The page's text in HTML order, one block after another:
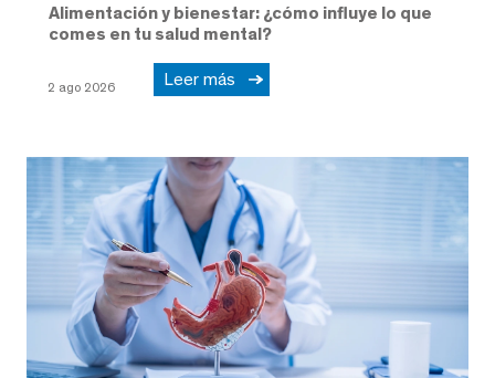
Alimentación y bienestar: ¿cómo influye lo que
comes en tu salud mental?
2 ago 2026 Leer más